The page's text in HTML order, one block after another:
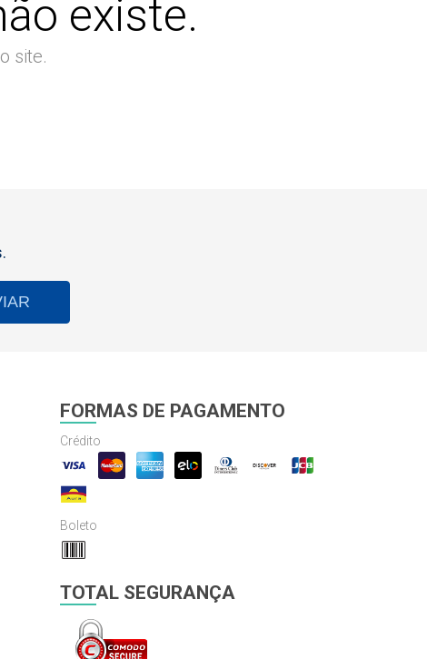
existe.
site.
FORMAS DE PAGAMENTO
Crédito
Boleto
TOTAL SEGURANÇA